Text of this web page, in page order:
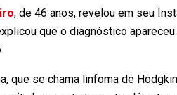
, de 46 anos, revelou em seu
que o diagnóstico
que se chama linfoma de